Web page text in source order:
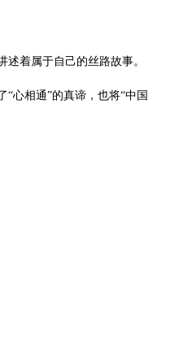
着属于自己的丝路故事。
心相通”的真谛，也将“中国